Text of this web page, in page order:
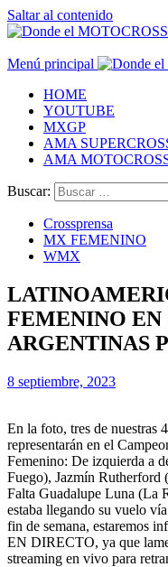
Saltar al contenido
Menú principal
HOME
YOUTUBE
MXGP
AMA
AMA
Buscar:
Crossprensa
MX FEMENINO
WMX
FEMENINO
ARGENTINAS
8 septiembre, 2023
En la foto, tres de nuestras
representarán en el
Femenino: De izquierda a
Fuego), Jazmín Rutherford
Falta Guadalupe Luna (La
estaba llegando su vuelo
fin de semana, estaremos
EN DIRECTO, ya que
streaming en vivo para